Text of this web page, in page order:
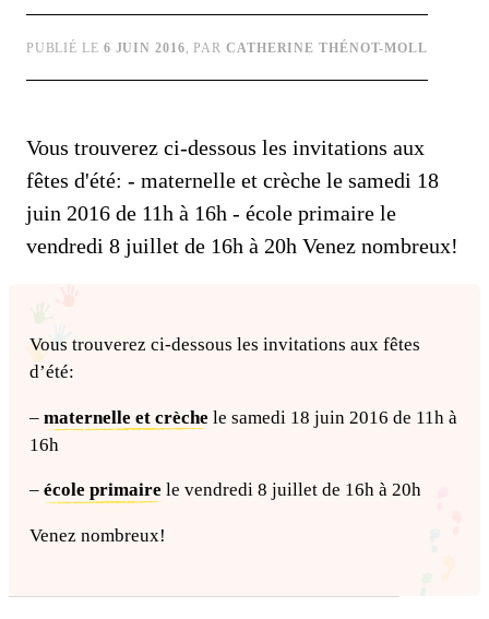
PUBLIÉ LE 6 JUIN 2016 , PARCATHERINE THÉNOT-MOLL
Vous trouverez ci-dessous les invitations aux
fêtes d'été: - maternelle et crèche le samedi 18
juin 2016 de 11h à 16h - école primaire le
vendredi 8 juillet de 16h à 20h Venez nombreux!
Vous trouverez ci-dessous les invitations aux fêtes
d’été:
–maternelle et crèche le samedi 18 juin 2016 de 11h à
16h
–école primaire le vendredi 8 juillet de 16h à 20h
Venez nombreux!